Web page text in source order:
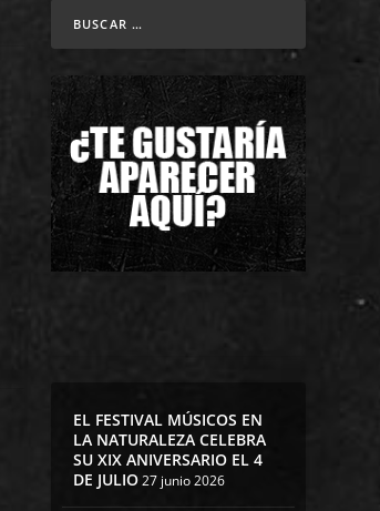
EL FESTIVAL MÚSICOS EN
LA NATURALEZA CELEBRA
SU XIX ANIVERSARIO EL 4
DE JULIO27 junio 2026